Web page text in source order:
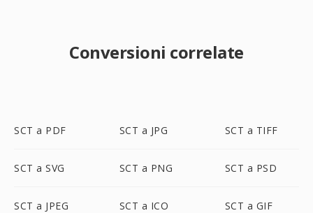
Conversioni correlate
SCT a PDF SCT a JPG SCT a TIFF
SCT a SVG SCT a PNG SCT a PSD
SCT a JPEG SCT a ICO SCT a GIF